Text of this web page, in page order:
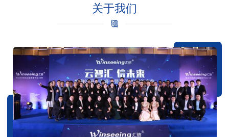
关于我们